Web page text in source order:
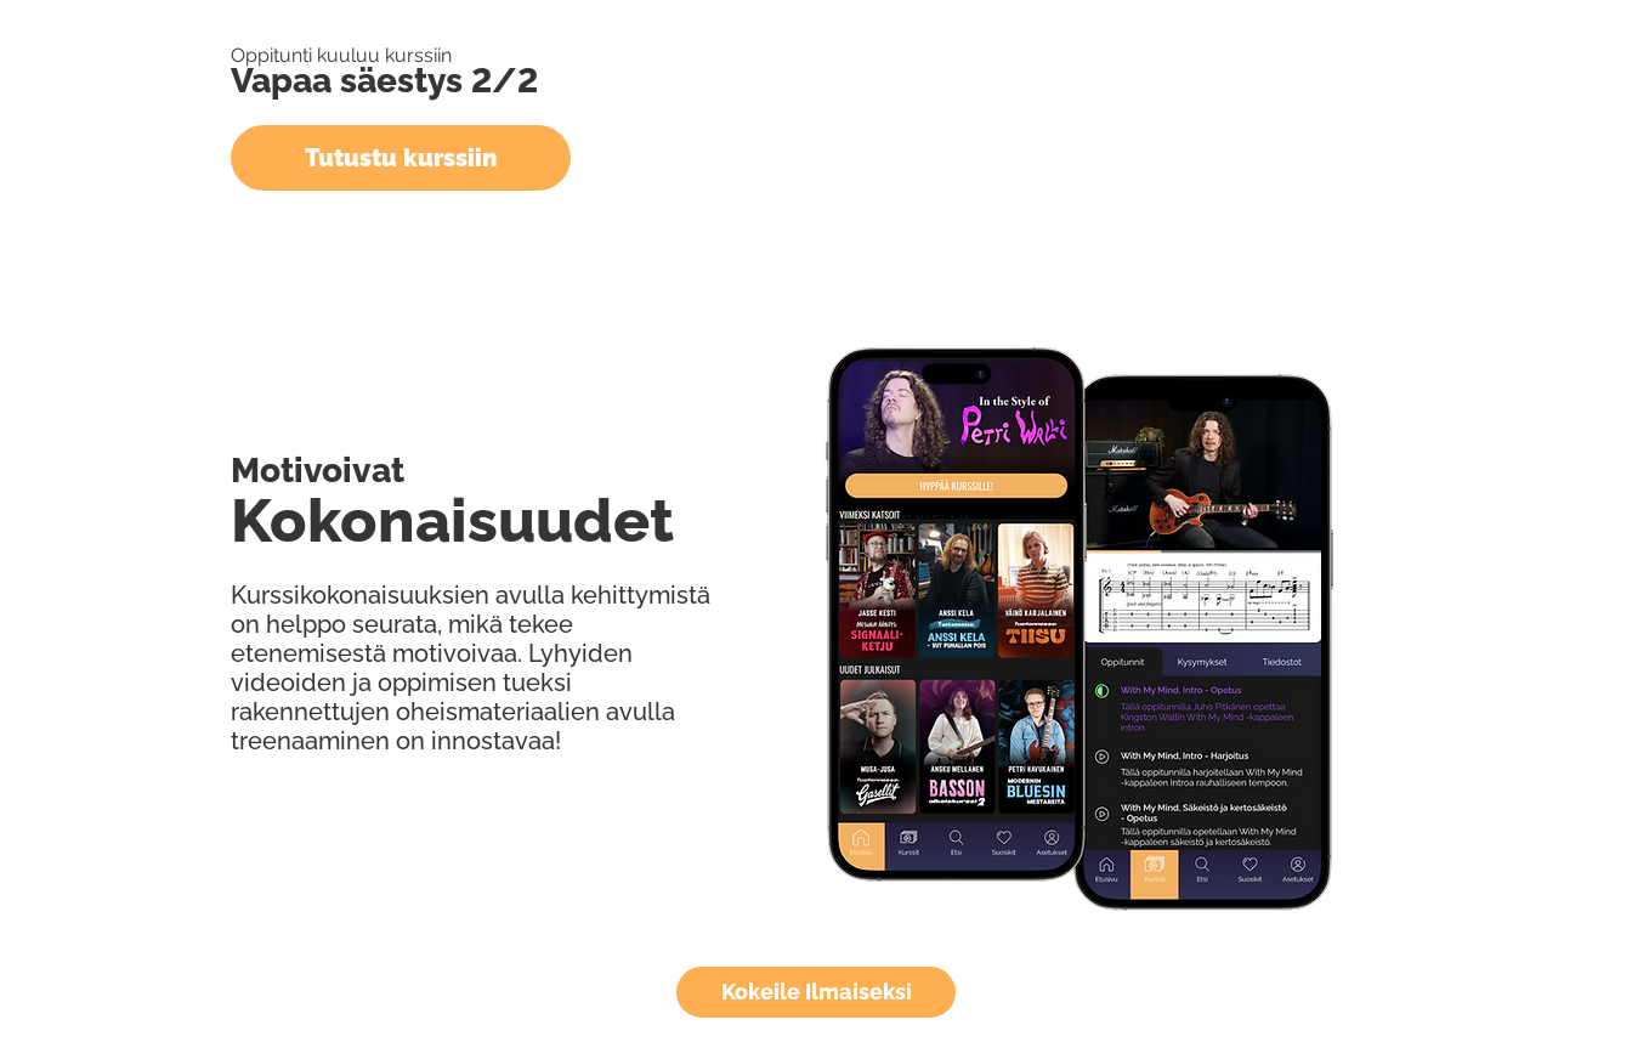
Kokeile Ilmaiseksi
Oppitunti kuuluu kurssiin
Vapaa säestys 2/2
Tutustu kurssiin
Kurssikokonaisuuksien avulla kehittymistä
on helppo seurata, mikä tekee
etenemisestä motivoivaa. Lyhyiden
videoiden ja oppimisen tueksi
rakennettujen oheismateriaalien avulla
treenaaminen on innostavaa!
Kokonaisuudet
Motivoivat